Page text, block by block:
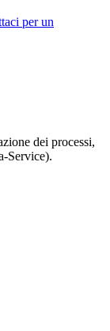
per un
dei processi,
Service).